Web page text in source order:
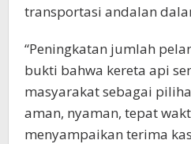
transportasi andalan
“Peningkatan jumlah
bukti bahwa kereta api
masyarakat sebagai
aman, nyaman, tepat
menyampaikan terima